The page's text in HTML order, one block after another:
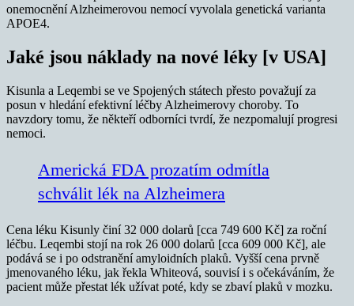
onemocnění Alzheimerovou nemocí vyvolala genetická varianta
APOE4.
Jaké jsou náklady na nové léky [v USA]
Kisunla a Leqembi se ve Spojených státech přesto považují za
posun v hledání efektivní léčby Alzheimerovy choroby. To
navzdory tomu, že někteří odborníci tvrdí, že nezpomalují progresi
nemoci.
Americká FDA prozatím odmítla
schválit lék na Alzheimera
Cena léku Kisunly činí 32 000 dolarů [cca 749 600 Kč] za roční
léčbu. Leqembi stojí na rok 26 000 dolarů [cca 609 000 Kč], ale
podává se i po odstranění amyloidních plaků. Vyšší cena prvně
jmenovaného léku, jak řekla Whiteová, souvisí i s očekáváním, že
pacient může přestat lék užívat poté, kdy se zbaví plaků v mozku.